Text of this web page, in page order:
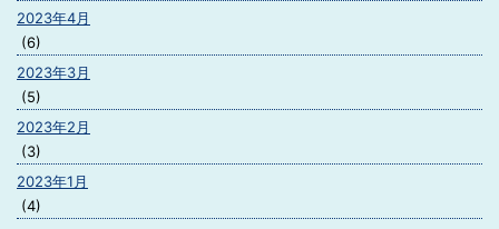
2023年4月
(6)
2023年3月
(5)
2023年2月
(3)
2023年1月
(4)